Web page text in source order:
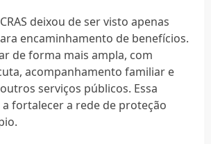
deixou de ser visto apenas
encaminhamento de benefícios.
de forma mais ampla, com
acompanhamento familiar e
serviços públicos. Essa
fortalecer a rede de proteção